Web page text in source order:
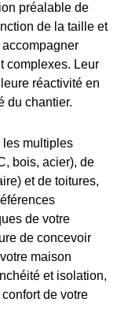
préalable de
de la taille et
complexes. Leur
réactivité en
du chantier.
les multiples
bois, acier), de
et de toitures,
de votre
de concevoir
maison
et isolation,
de votre